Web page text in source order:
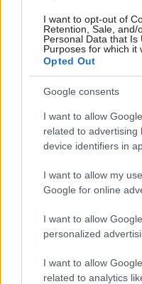
I want to opt-out of
Retention, Sale, and/
Personal Data that Is
Purposes for which it
Opted Out
Google consents
I want to allow
related to advertising
device identifiers in
I want to allow my
Google for online
I want to allow
personalized
I want to allow
related to analytics
Najnovšie príspevky
Re: Takto sa rieši
stačil jeden prvok |
My napríklad labky
používame tyčový ETA